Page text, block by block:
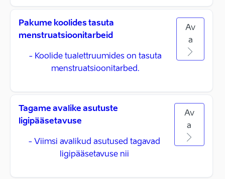
Pakume koolides tasuta
menstruatsioonitarbeid
- Koolide tualettruumides on tasuta
menstruatsioonitarbed.
Av
a
Tagame avalike asutuste
ligipääsetavuse
- Viimsi avalikud asutused tagavad
ligipääsetavuse nii
Av
a